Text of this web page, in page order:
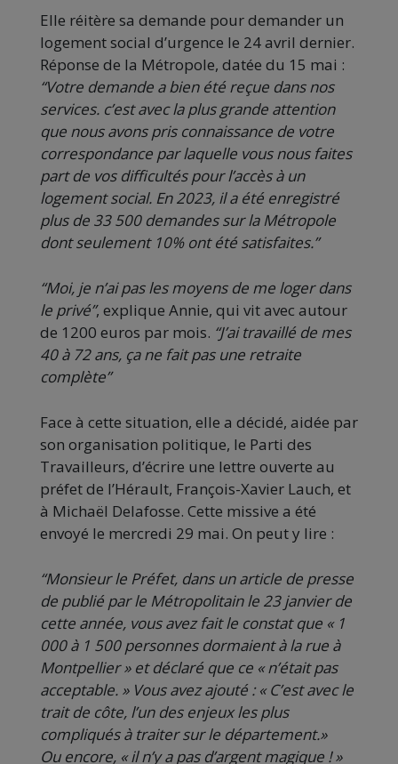
Elle réitère sa demande pour demander un
logement social d’urgence le 24 avril dernier.
Réponse de la Métropole, datée du 15 mai :
“Votre demande a bien été reçue dans nos
services. c’est avec la plus grande attention
que nous avons pris connaissance de votre
correspondance par laquelle vous nous faites
part de vos difficultés pour l’accès à un
logement social. En 2023, il a été enregistré
plus de 33 500 demandes sur la Métropole
dont seulement 10% ont été satisfaites.”
“Moi, je n’ai pas les moyens de me loger dans
le privé”, explique Annie, qui vit avec autour
de 1200 euros par mois. “J’ai travaillé de mes
40 à 72 ans, ça ne fait pas une retraite
complète”
Face à cette situation, elle a décidé, aidée par
son organisation politique, le Parti des
Travailleurs, d’écrire une lettre ouverte au
préfet de l’Hérault, François-Xavier Lauch, et
à Michaël Delafosse. Cette missive a été
envoyé le mercredi 29 mai. On peut y lire :
“Monsieur le Préfet, dans un article de presse
de publié par le Métropolitain le 23 janvier de
cette année, vous avez fait le constat que « 1
000 à 1 500 personnes dormaient à la rue à
Montpellier » et déclaré que ce « n’était pas
acceptable. » Vous avez ajouté : « C’est avec le
trait de côte, l’un des enjeux les plus
compliqués à traiter sur le département.»
Ou encore, « il n’y a pas d’argent magique ! »